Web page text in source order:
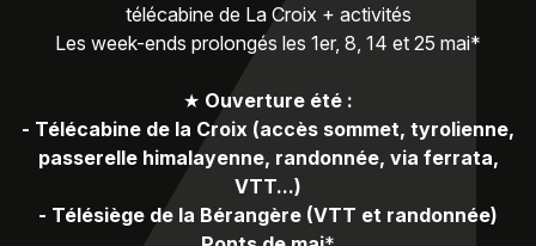
télécabine de La Croix + activités
Les week-ends prolongés les 1er, 8, 14 et 25 mai*
★ Ouverture été :
- Télécabine de la Croix (accès sommet, tyrolienne,
passerelle himalayenne, randonnée, via ferrata,
VTT...)
- Télésiège de la Bérangère (VTT et randonnée)